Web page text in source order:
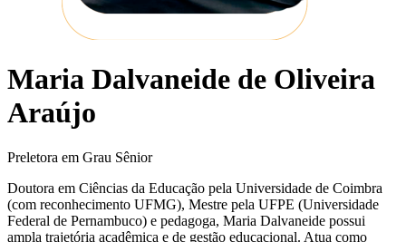
Maria Dalvaneide de Oliveira
Araújo
Preletora em Grau Sênior
Doutora em Ciências da Educação pela Universidade de Coimbra
(com reconhecimento UFMG), Mestre pela UFPE (Universidade
Federal de Pernambuco) e pedagoga, Maria Dalvaneide possui
ampla trajetória acadêmica e de gestão educacional. Atua como